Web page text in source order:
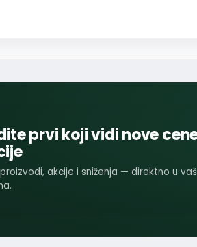
prvi koji vidi nove
akcije i sniženja — direktno u